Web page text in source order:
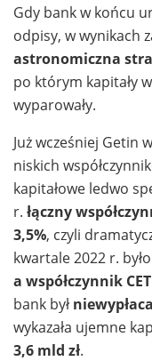
Gdy bank w końcu
odpisy, w wynikach
astronomiczna
po którym kapitały
wyparowały.
Już wcześniej Getin
niskich
kapitałowe ledwo
r. łączny
3,5%, czyli
kwartale 2022 r.
a współczynnik
bank był
wykazała ujemne
3,6 mld zł.